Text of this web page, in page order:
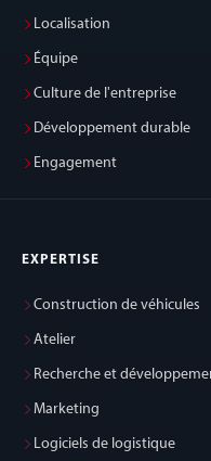
Localisation
Équipe
Culture de l'entreprise
Développement durable
Engagement
EXPERTISE
Construction de véhicules
Atelier
Recherche et
Marketing
Logiciels de logistique